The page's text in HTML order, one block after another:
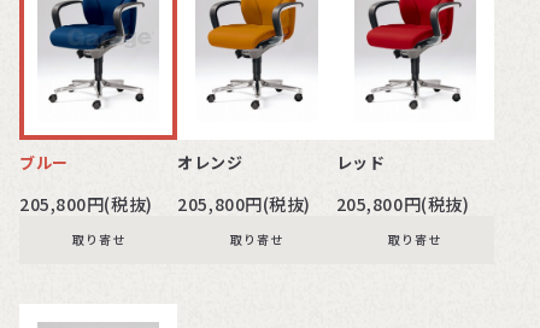
ブルー
205,800円(税抜)
取り寄せ
オレンジ
205,800円(税抜)
取り寄せ
レッド
205,800円(税抜)
取り寄せ